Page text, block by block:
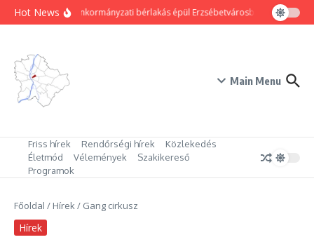
Ugrás a tartalomhoz
Hot News80 új önkormányzati bérlakás épül Erzsébetvárosban Hogyan
Main Menu
Friss hírek Rendőrségi hírek
Közlekedés
Életmód
Vélemények
Szakikereső
Programok
Főoldal / Hírek/ Gang cirkusz
Hírek